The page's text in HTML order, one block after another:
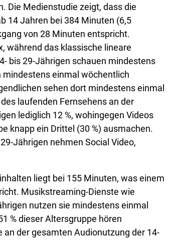
Die Medienstudie zeigt, dass die
14 Jahren bei 384 Minuten (6,5
von 28 Minuten entspricht.
während das klassische lineare
bis 29-Jährigen schauen mindestens
mindestens einmal wöchentlich
sehen dort mindestens einmal
laufenden Fernsehens an der
lediglich 12 %, wohingegen Videos
knapp ein Drittel (30 %) ausmachen.
Jährigen nehmen Social Video,
liegt bei 155 Minuten, was einem
Musikstreaming-Dienste wie
nutzen sie mindestens einmal
% dieser Altersgruppe hören
der gesamten Audionutzung der 14-